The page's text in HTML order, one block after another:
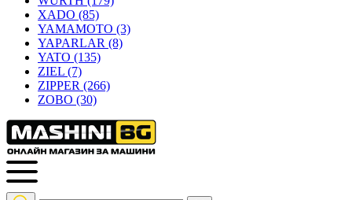
XADO (85)
YAMAMOTO (3)
YAPARLAR (8)
YATO (135)
ZIEL (7)
ZIPPER (266)
ZOBO (30)